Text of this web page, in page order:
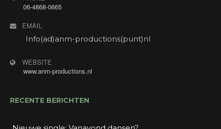
06-4868-0665
EMAIL
Info(ad)anm-productions(punt)nl
WEBSITE
www.anm-productions.nl
RECENTE BERICHTEN